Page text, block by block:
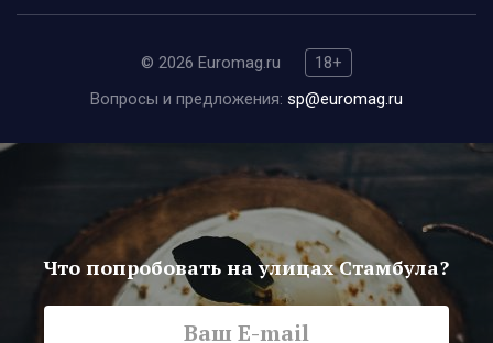
© 2026 Euromag.ru
18+
Вопросы и предложения: sp@euromag.ru
Что попробовать на улицах Стамбула?